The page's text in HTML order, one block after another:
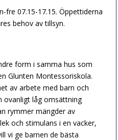
fre 07.15-17.15. Öppettiderna
behov av tillsyn.
form i samma hus som
Glunten Montessoriskola.
av arbete med barn och
ovanligt låg omsättning
rymmer mängder av
och stimulans i en vacker,
vi ge barnen de bästa